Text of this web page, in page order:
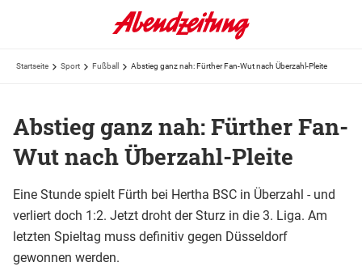
Startseite Sport Fußball Abstieg ganz nah: Fürther Fan-Wut nach Überzahl-Pleite
Abstieg ganz nah: Fürther Fan-
Wut nach Überzahl-Pleite
Eine Stunde spielt Fürth bei Hertha BSC in Überzahl - und
verliert doch 1:2. Jetzt droht der Sturz in die 3. Liga. Am
letzten Spieltag muss definitiv gegen Düsseldorf
gewonnen werden.